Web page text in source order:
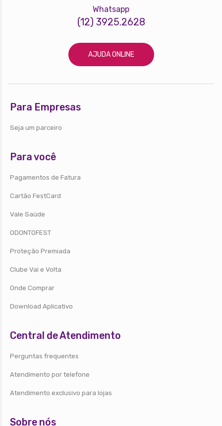
Whatsapp
(12) 3925.2628
AJUDA ONLINE
Para Empresas
Seja um parceiro
Para você
Pagamentos de Fatura
Cartão FestCard
Vale Saúde
ODONTOFEST
Proteção Premiada
Clube Vai e Volta
Onde Comprar
Download Aplicativo
Central de Atendimento
Perguntas frequentes
Atendimento por telefone
Atendimento exclusivo para lojas
Sobre nós